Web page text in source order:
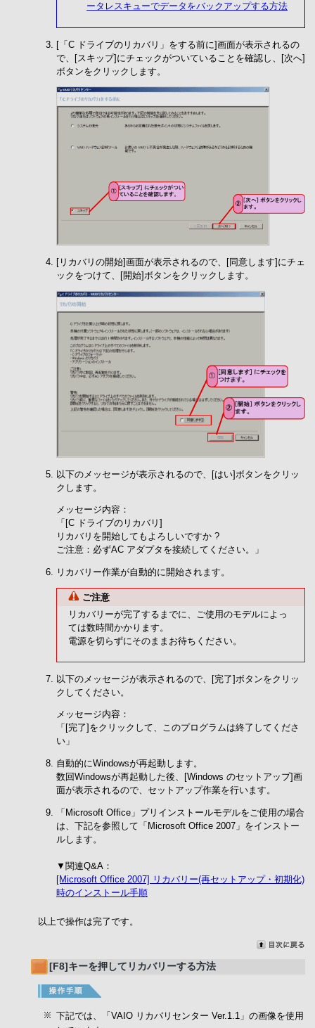
ータレスキューでデータをバックアップする方法
[「C ドライブのリカバリ」をする前に]画面が表示されるの
で、[スキップ]にチェックがついていることを確認し、[次へ]
ボタンをクリックします。
[リカバリの開始]画面が表示されるので、[同意します]にチェ
ックをつけて、[開始]ボタンをクリックします。
以下のメッセージが表示されるので、[はい]ボタンをクリッ
クします。
メッセージ内容：
「[C ドライブのリカバリ]
リカバリを開始してもよろしいですか ?
ご注意：必ずAC アダプタを接続してください。」
リカバリー作業が自動的に開始されます。
ご注意
リカバリーが完了するまでに、ご使用のモデルによっ
ては数時間かかります。
電源を切らずにそのままお待ちください。
以下のメッセージが表示されるので、[完了]ボタンをクリッ
クしてください。
メッセージ内容：
「[完了]をクリックして、このプログラムは終了してくださ
い」
自動的にWindowsが再起動します。
数回Windowsが再起動した後、[Windows のセットアップ]画
面が表示されるので、セットアップ作業を行います。
「Microsoft Office」プリインストールモデルをご使用の場合
は、下記を参照して「Microsoft Office 2007」をインストー
ルします。
▼関連Q&A：
[Microsoft Office 2007] リカバリー(再セットアップ・初期化)
時のインストール手順
以上で操作は完了です。
[F8]キーを押してリカバリーする方法
下記では、「VAIO リカバリセンター Ver.1.1」の画像を使用